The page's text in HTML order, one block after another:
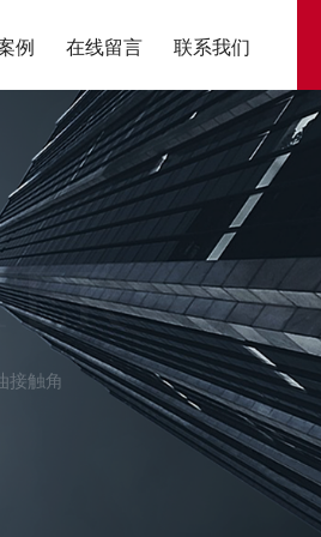
例 在线留言 联系我们
接触角